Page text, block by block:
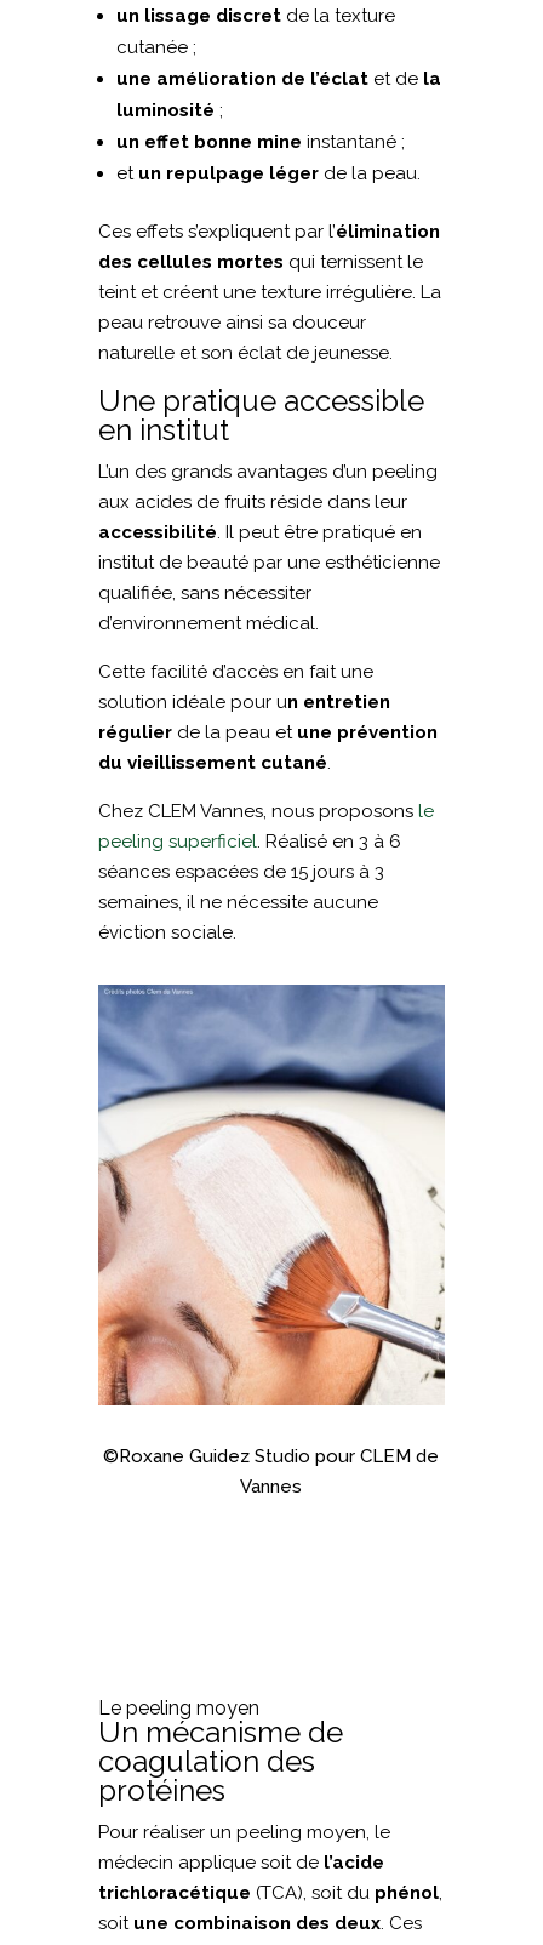
un lissage discretde la texture
cutanée ;
une amélioration de l’éclatet de la
luminosité ;
un effet bonne mine instantané ;
et un repulpage légerde la peau.
Ces effets s’expliquent par l’élimination
des cellules mortes qui ternissent le
teint et créent une texture irrégulière. La
peau retrouve ainsi sa douceur
naturelle et son éclat de jeunesse.
Une pratique accessible
en institut
L’un des grands avantages d’un peeling
aux acides de fruits réside dans leur
accessibilité. Il peut être pratiqué en
institut de beauté par une esthéticienne
qualifiée, sans nécessiter
d’environnement médical.
Cette facilité d’accès en fait une
solution idéale pour un entretien
régulierde la peau et une prévention
du vieillissement cutané.
Chez CLEM Vannes, nous proposons le
peeling superficiel. Réalisé en 3 à 6
séances espacées de 15 jours à 3
semaines, il ne nécessite aucune
éviction sociale.
©Roxane Guidez Studio pour CLEM de
Vannes
Le peeling moyen
Un mécanisme de
coagulation des
protéines
Pour réaliser un peeling moyen, le
médecin applique soit de l’acide
trichloracétique (TCA), soit du phénol,
soit une combinaison des deux. Ces